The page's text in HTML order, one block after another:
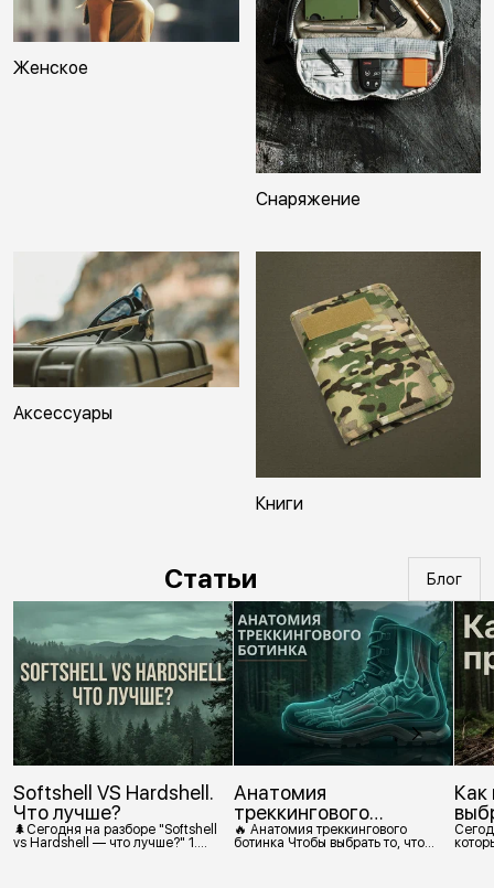
Женское
Снаряжение
Аксессуары
Книги
Статьи Блог
Softshell VS Hardshell.
Что лучше?
🌲Сегодня на разборе "Softshell
vs Hardshell — что лучше?" 1.
Анатомия
треккингового
ботинка
🔥 Анатомия треккингового
ботинка Чтобы выбрать то, что
Как